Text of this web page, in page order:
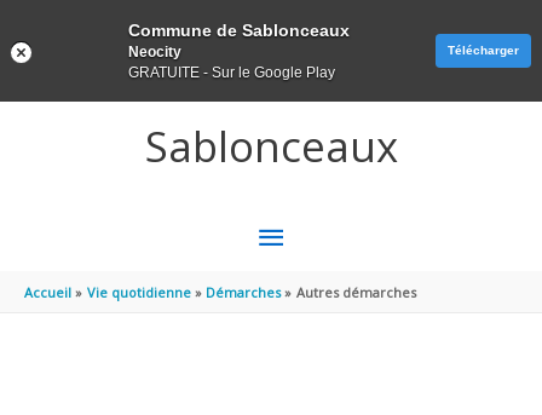
Sablonceaux
MENU
PRINCIPAL
Accueil Vie quotidienne Démarches Autres démarches
Commune de Sablonceaux
Neocity
GRATUITE - Sur le Google Play
Télécharger